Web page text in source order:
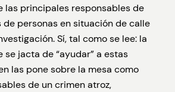
las principales responsables de
personas en situación de calle
Sí, tal como se lee: la
se jacta de “ayudar” a estas
las pone sobre la mesa como
de un crimen atroz,